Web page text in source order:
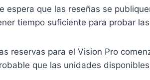
espera que las reseñas se
tiempo suficiente para probar
reservas para el Vision Pro
que las unidades